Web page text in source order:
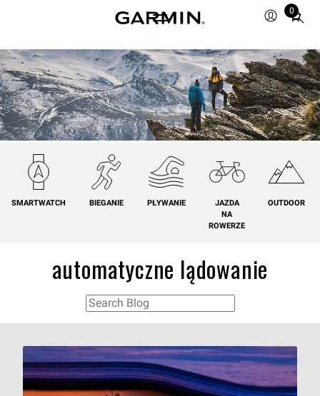
0
Total
in
cart:
0
SMARTWATCH BIEGANIE PŁYWANIE
JAZDA
NA
ROWERZE
OUTDOOR
automatyczne lądowanie